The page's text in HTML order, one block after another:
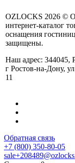
OZLOCKS 2026 ©
интернет-каталог
оснащения
защищены.
Наш адрес: 344045,
г Ростов-на-Дону,
11
Обратная связь
+7 (800) 350-80-05